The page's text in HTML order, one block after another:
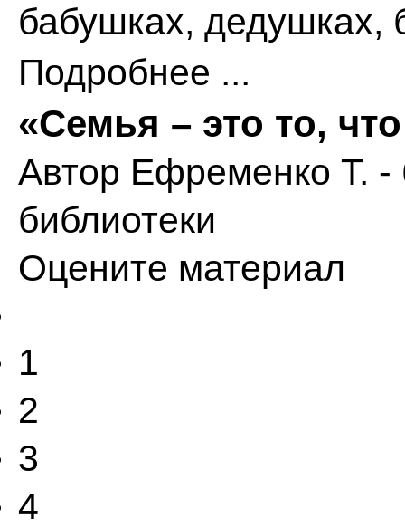
бабушках, дедушках,
Подробнее ...
«Семья – это то,
Автор Ефременко Т. -
библиотеки
Оцените материал
1
2
3
4